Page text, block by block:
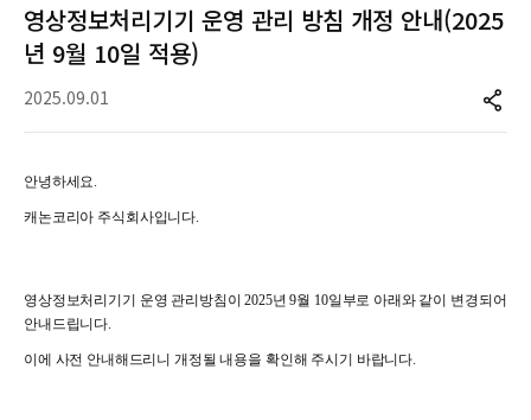
영상정보처리기기 운영 관리 방침 개정 안내(2025
년 9월 10일 적용)
2025.09.01
안녕하세요.
캐논코리아 주식회사입니다.
영상정보처리기기 운영 관리방침이 2025년 9월 10일부로 아래와 같이 변경되어
안내드립니다.
이에 사전 안내해드리니 개정될 내용을 확인해 주시기 바랍니다.